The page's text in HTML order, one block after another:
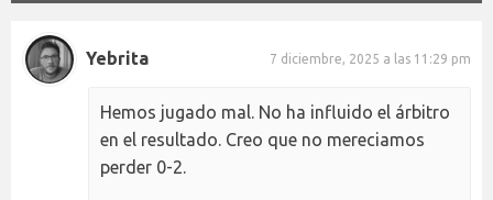
Yebrita 7 diciembre, 2025 a las 11:29 pm
Hemos jugado mal. No ha influido el árbitro
en el resultado. Creo que no mereciamos
perder 0-2.